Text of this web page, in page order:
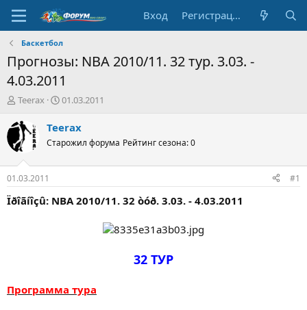
Вход Регистрация
Баскетбол
Прогнозы: NBA 2010/11. 32 тур. 3.03. -
4.03.2011
А
т
о
р
т
е
м
ы
Teerax
Д
т
н
а
л
01.03.2011
Teerax
Старожил форума Рейтинг сезона: 0
01.03.2011 #1
Ïðîãíîçû: NBA 2010/11. 32 òóð. 3.03. - 4.03.2011
32 ТУР
Программа тура